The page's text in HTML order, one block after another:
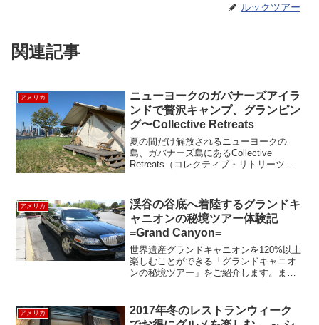
ルックツアー
関連記事
アメリカ
ニューヨークのガバナーズアイラ
ンドで贅沢キャンプ、グランピン
グ〜Collective Retreats
夏の間だけ解放されるニューヨークの
島、ガバナーズ島にあるCollective
Retreats（コレクティブ・リトリーツ）
テル並みな快適なキャンプを楽しむ、新
しいカタ...
アメリカ
渓谷の谷底へ着陸するグランドキ
ャニオンの秘境ツアー体験記
=Grand Canyon=
世界遺産グランドキャニオンを120%以上
楽しむことができる「グランドキャニオ
ンの秘境ツアー」をご紹介します。まず
スの主要ホテルに迎えに来てくれます。
ストレッチ・リムジン...
アメリカ
2017年冬のレストランウィーク